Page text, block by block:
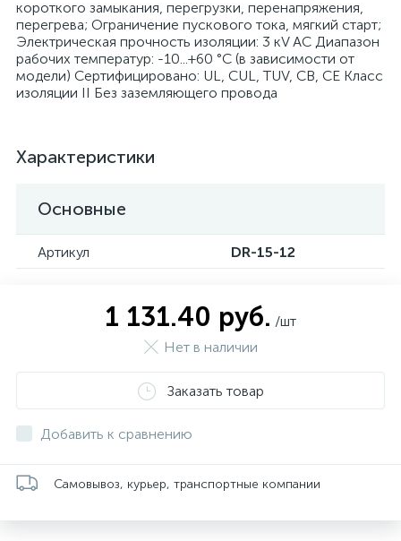
короткого замыкания, перегрузки, перенапряжения,
перегрева; Ограничение пускового тока, мягкий старт;
Электрическая прочность изоляции: 3 кV AC Диапазон
рабочих температур: -10...+60 °C (в зависимости от
модели) Сертифицировано: UL, CUL, TUV, CB, CE Класс
изоляции II Без заземляющего провода
Характеристики
Основные
Артикул DR-15-12
1 131.40 руб. /шт
Нет в наличии
Заказать товар
Добавить к сравнению
Самовывоз, курьер, транспортные компании